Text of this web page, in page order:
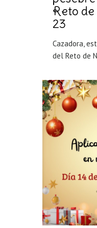
Reto
23
Cazadora,
del Reto de